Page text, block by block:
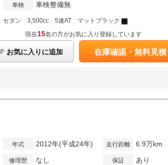
車検 車検整備無
セダン 3,500cc 5速AT
マットブラック
現在15名の方がお気に入り登録しています
お気に入りに追加 在庫確認・無料見積
年式 2012年(平成24年)
修理歴 なし
走行距離 6.9万km
保証 あり